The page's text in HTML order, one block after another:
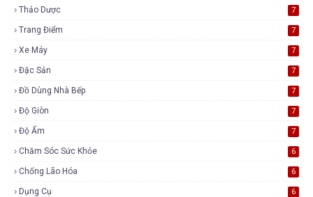
Thảo Dược 7
Trang Điểm 7
Xe Máy 7
Đặc Sản 7
Đồ Dùng Nhà Bếp 7
Độ Giòn 7
Độ Ẩm 7
Chăm Sóc Sức Khỏe 6
Chống Lão Hóa 6
Dụng Cụ 6